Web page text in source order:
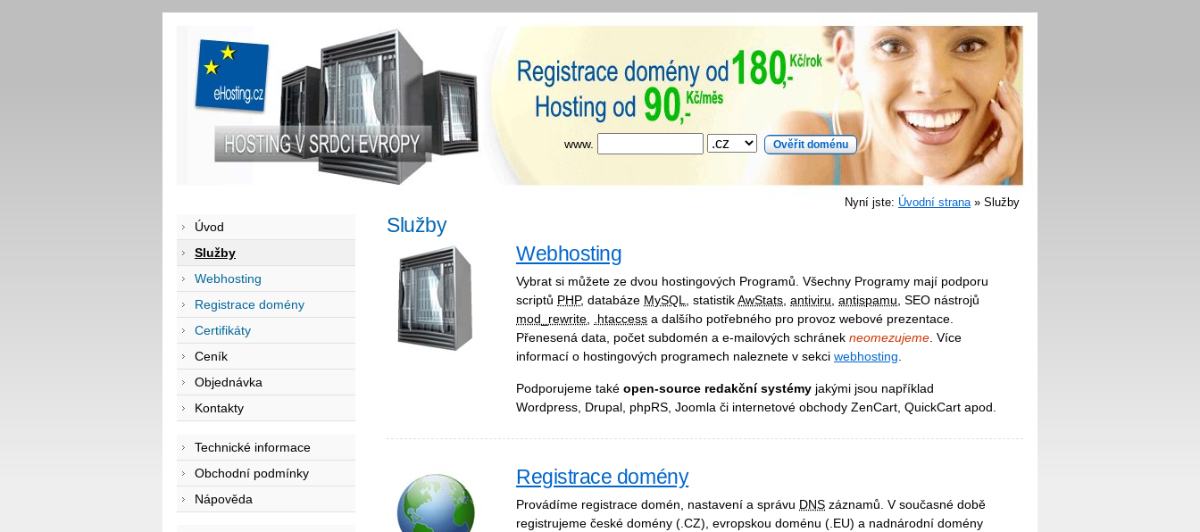
Služby
Nyní jste: Úvodní strana » Služby
Webhosting
Vybrat si můžete ze dvou hostingových Programů. Všechny Programy mají podporu
scriptů PHP, databáze MySQL , statistikAwStats antiviru antispamu , SEO nástrojů
mod_rewrite
.htaccess a dalšího potřebného pro provoz webové prezentace.
Přenesená data, počet subdomén a e-mailových schránek neomezujeme . Více
informací o hostingových programech naleznete v sekci webhosting
Podporujeme také open-source redakční systémy jakými jsou například
Wordpress, Drupal, phpRS, Joomla či internetové obchody ZenCart, QuickCart apod.
Registrace domény
Provádíme registrace domén, nastavení a správu DNS záznamů. V současné době
registrujeme české domény (.CZ), evropskou doménu (.EU) a nadnárodní domény
Úvod
Služby
Webhosting
Registrace domény
Certifikáty
Ceník
Objednávka
Kontakty
Technické informace
Obchodní podmínky
Nápověda
www.